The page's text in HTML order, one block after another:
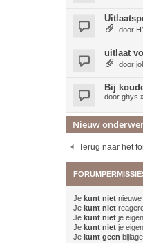
door
uitlaat
door
Bij
door ghys
Nieuw
Terug naar het
Je kunt niet
Je kunt niet
Je kunt niet je
Je kunt niet je
Je kunt geen